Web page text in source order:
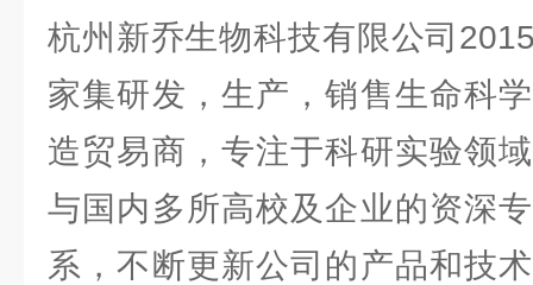
杭州新乔生物科技有限公司
家集研发，生产，销售生命科
造贸易商，专注于科研实验领
与国内多所高校及企业的资深
系，不断更新公司的产品和技